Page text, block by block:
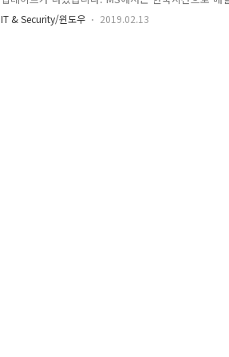
에 정기 보안 업데이트를 발표합니다. 이 업데이트에
해서는 한국인터넷진흥원이 발표한 글을 참고하기
IT & Security/윈도우 2019.02.13